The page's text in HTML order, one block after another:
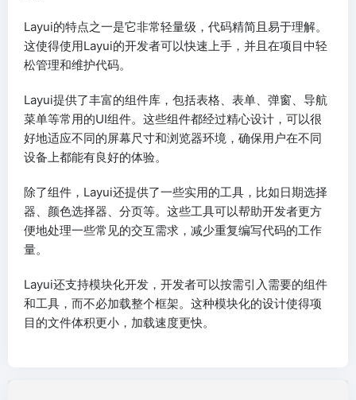
Layui的特点之一是它非常轻量级，代码精简且易于理解。
这使得使用Layui的开发者可以快速上手，并且在项目中轻
松管理和维护代码。
Layui提供了丰富的组件库，包括表格、表单、弹窗、导航
菜单等常用的UI组件。这些组件都经过精心设计，可以很
好地适应不同的屏幕尺寸和浏览器环境，确保用户在不同
设备上都能有良好的体验。
除了组件，Layui还提供了一些实用的工具，比如日期选择
器、颜色选择器、分页等。这些工具可以帮助开发者更方
便地处理一些常见的交互需求，减少重复编写代码的工作
量。
Layui还支持模块化开发，开发者可以按需引入需要的组件
和工具，而不必加载整个框架。这种模块化的设计使得项
目的文件体积更小，加载速度更快。